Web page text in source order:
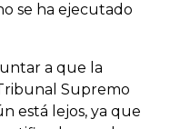
se ha ejecutado
a que la
Supremo
está lejos, ya que